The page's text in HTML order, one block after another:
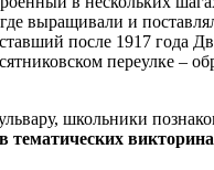
выращивали и
после 1917 года
переулке –
школьники
тематических